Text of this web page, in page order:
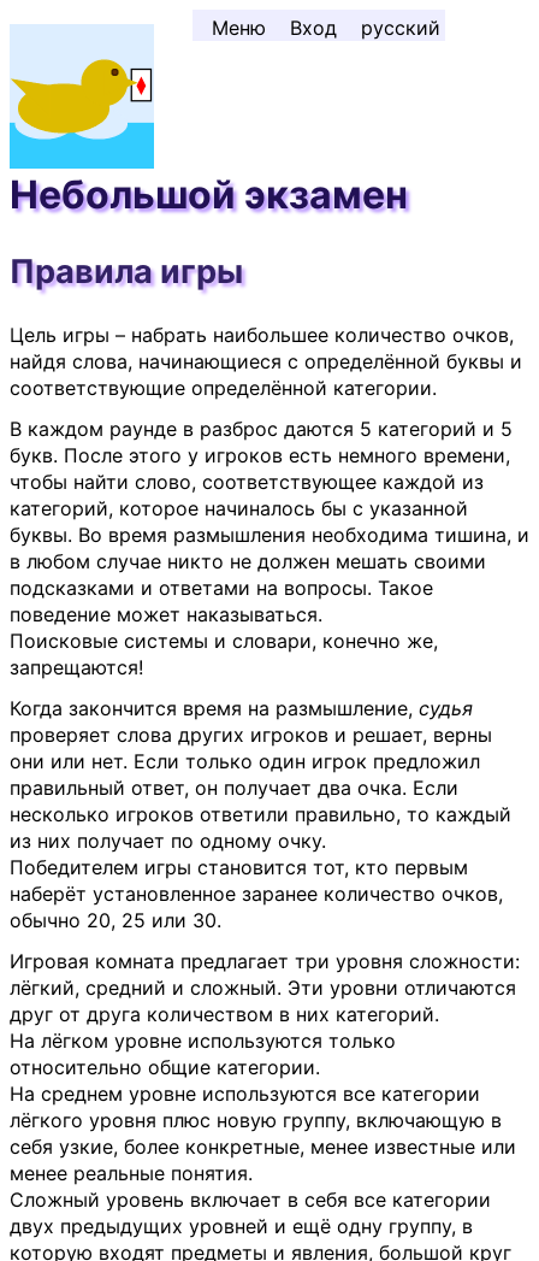
к содержимому ↓
Меню Вход русский
Небольшой экзамен
Правила игры
Цель игры – набрать наибольшее количество очков,
найдя слова, начинающиеся с определённой буквы и
соответствующие определённой категории.
В каждом раунде в разброс даются 5 категорий и 5
букв. После этого у игроков есть немного времени,
чтобы найти слово, соответствующее каждой из
категорий, которое начиналось бы с указанной
буквы. Во время размышления необходима тишина, и
в любом случае никто не должен мешать своими
подсказками и ответами на вопросы. Такое
поведение может наказываться.
Поисковые системы и словари, конечно же,
запрещаются!
Когда закончится время на размышление, судья
проверяет слова других игроков и решает, верны
они или нет. Если только один игрок предложил
правильный ответ, он получает два очка. Если
несколько игроков ответили правильно, то каждый
из них получает по одному очку.
Победителем игры становится тот, кто первым
наберёт установленное заранее количество очков,
обычно 20, 25 или 30.
Игровая комната предлагает три уровня сложности:
лёгкий, средний и сложный. Эти уровни отличаются
друг от друга количеством в них категорий.
На лёгком уровне используются только
относительно общие категории.
На среднем уровне используются все категории
лёгкого уровня плюс новую группу, включающую в
себя узкие, более конкретные, менее известные или
менее реальные понятия.
Сложный уровень включает в себя все категории
двух предыдущих уровней и ещё одну группу, в
которую входят предметы и явления, большой круг